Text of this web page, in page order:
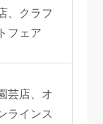
、クラフ
トフェア
芸店、オ
ラインス